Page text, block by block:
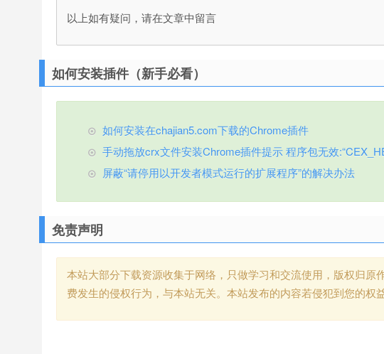
以上如有疑问，请在文章中留言
如何安装插件（新手必看）
如何安装在chajian5.com下载的Chrome插件
手动拖放crx文件安装Chrome插件提示 程序包无效
屏蔽“请停用以开发者模式运行的扩展程序”的解决办法
免责声明
本站大部分下载资源收集于网络，只做学习和交流使用，版权归
费发生的侵权行为，与本站无关。本站发布的内容若侵犯到您的权